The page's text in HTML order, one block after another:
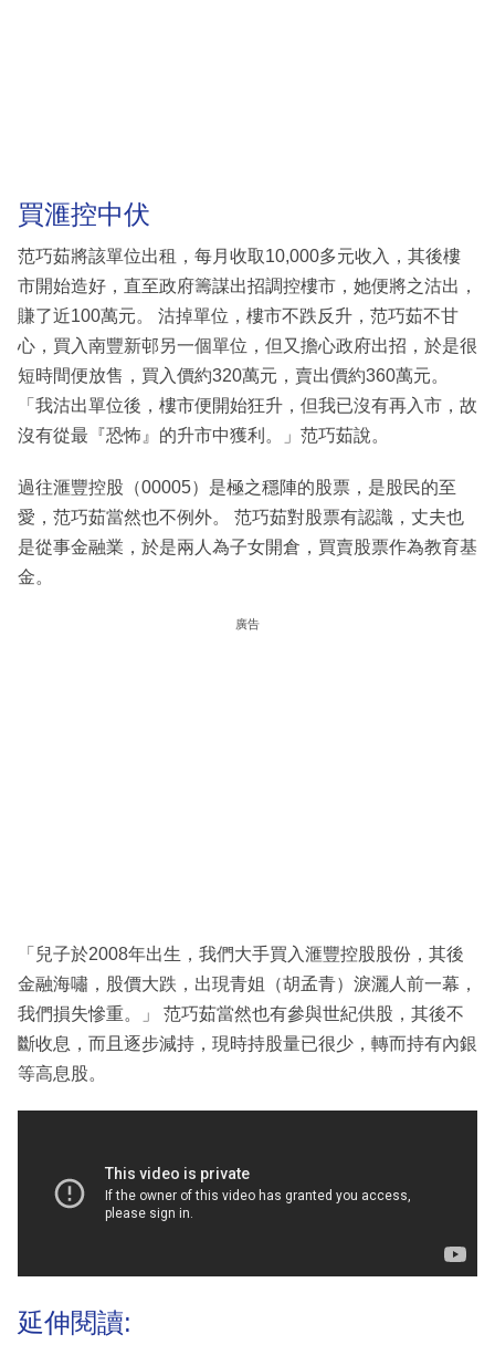
買滙控中伏
范巧茹將該單位出租，每月收取10,000多元收入，其後樓
市開始造好，直至政府籌謀出招調控樓市，她便將之沽出，
賺了近100萬元。 沽掉單位，樓市不跌反升，范巧茹不甘
心，買入南豐新邨另一個單位，但又擔心政府出招，於是很
短時間便放售，買入價約320萬元，賣出價約360萬元。
「我沽出單位後，樓市便開始狂升，但我已沒有再入市，故
沒有從最『恐怖』的升市中獲利。」范巧茹說。
過往滙豐控股（00005）是極之穩陣的股票，是股民的至
愛，范巧茹當然也不例外。 范巧茹對股票有認識，丈夫也
是從事金融業，於是兩人為子女開倉，買賣股票作為教育基
金。
廣告
「兒子於2008年出生，我們大手買入滙豐控股股份，其後
金融海嘯，股價大跌，出現青姐（胡孟青）淚灑人前一幕，
我們損失慘重。」 范巧茹當然也有參與世紀供股，其後不
斷收息，而且逐步減持，現時持股量已很少，轉而持有內銀
等高息股。
延伸閱讀: